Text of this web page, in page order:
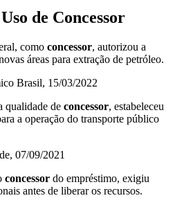
de Concessor
como concessor, autorizou a
áreas para extração de petróleo.
Brasil, 15/03/2022
qualidade de concessor, estabeleceu
a operação do transporte público
07/09/2021
concessor do empréstimo, exigiu
antes de liberar os recursos.